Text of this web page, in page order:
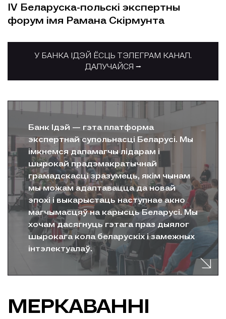
IV Беларуска-польскі экспертны
форум імя Рамана Скірмунта
У БАНКА ІДЭЙ ЁСЦЬ ТЭЛЕГРАМ КАНАЛ.
ДАЛУЧАЙСЯ ⭢
Банк Ідэй — гэта платформа
экспертнай супольнасці Беларусі. Мы
імкнемся дапамагчы лідарам і
шырокай прадэмакратычнай
грамадскасці зразумець, якім чынам
мы можам адаптавацца да новай
эпохі і выкарыстаць наступнае акно
магчымасцяў на карысць Беларусі. Мы
хочам дасягнуць гэтага праз дыялог
шырокага кола беларускіх і замежных
інтэлектуалаў.
↓
МЕРКАВАННІ